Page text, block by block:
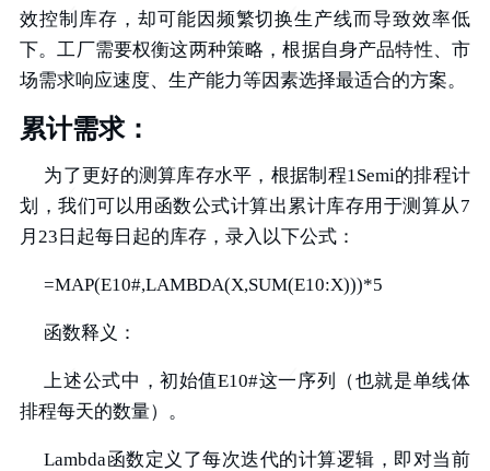
效控制库存，却可能因频繁切换生产线而导致效率低
下。工厂需要权衡这两种策略，根据自身产品特性、市
场需求响应速度、生产能力等因素选择最适合的方案。
累计需求：
为了更好的测算库存水平，根据制程1Semi的排程计
划，我们可以用函数公式计算出累计库存用于测算从7
月23日起每日起的库存，录入以下公式：
=MAP(E10#,LAMBDA(X,SUM(E10:X)))*5
函数释义：
上述公式中，初始值E10#这一序列（也就是单线体
排程每天的数量）。
Lambda函数定义了每次迭代的计算逻辑，即对当前